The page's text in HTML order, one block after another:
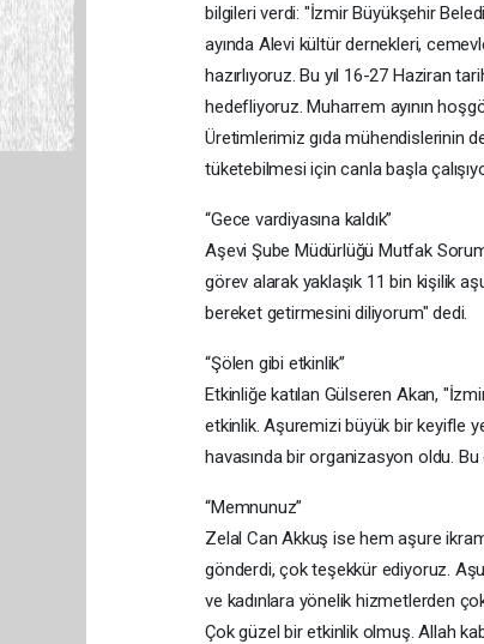
bilgileri verdi: "İzmir Büyükşehir
ayında Alevi kültür dernekleri,
hazırlıyoruz. Bu yıl 16-27 Haziran
hedefliyoruz. Muharrem ayının
Üretimlerimiz gıda mühendislerinin
tüketebilmesi için canla başla
“Gece vardiyasına kaldık”
Aşevi Şube Müdürlüğü Mutfak
görev alarak yaklaşık 11 bin kişilik
bereket getirmesini diliyorum" dedi.
“Şölen gibi etkinlik”
Etkinliğe katılan Gülseren Akan,
etkinlik. Aşuremizi büyük bir keyifle
havasında bir organizasyon oldu. Bu
“Memnunuz”
Zelal Can Akkuş ise hem aşure
gönderdi, çok teşekkür ediyoruz.
ve kadınlara yönelik hizmetlerden
Çok güzel bir etkinlik olmuş. Allah